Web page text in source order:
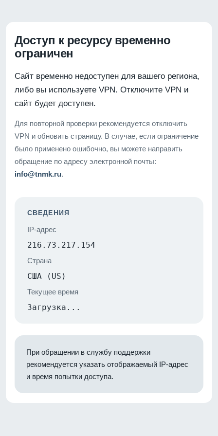
Доступ к ресурсу временно
ограничен
Сайт временно недоступен для вашего региона,
либо вы используете VPN. Отключите VPN и
сайт будет доступен.
Для повторной проверки рекомендуется отключить
VPN и обновить страницу. В случае, если ограничение
было применено ошибочно, вы можете направить
обращение по адресу электронной почты:
info@tnmk.ru.
СВЕДЕНИЯ
IP-адрес
216.73.217.154
Страна
США (US)
Текущее время
Загрузка...
При обращении в службу поддержки
рекомендуется указать отображаемый IP-адрес
и время попытки доступа.